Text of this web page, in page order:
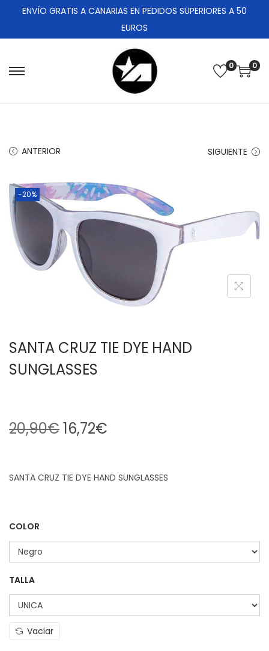
ENVÍO GRATIS A CANARIAS EN PEDIDOS SUPERIORES A 50
EUROS
0 0
ANTERIOR SIGUIENTE
-20%
SANTA CRUZ TIE DYE HAND
SUNGLASSES
20,90€16,72€
SANTA CRUZ TIE DYE HAND SUNGLASSES
COLOR
TALLA
Vaciar